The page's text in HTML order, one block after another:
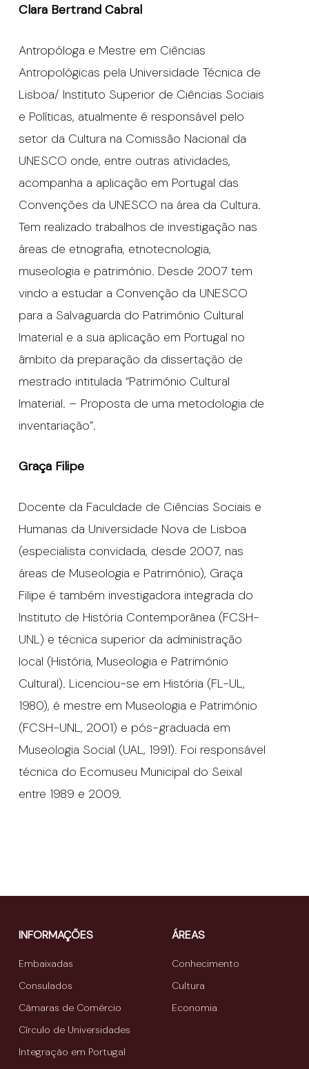
Clara Bertrand Cabral
Antropóloga e Mestre em Ciências
Antropológicas pela Universidade Técnica de
Lisboa/ Instituto Superior de Ciências Sociais
e Políticas, atualmente é responsável pelo
setor da Cultura na Comissão Nacional da
UNESCO onde, entre outras atividades,
acompanha a aplicação em Portugal das
Convenções da UNESCO na área da Cultura.
Tem realizado trabalhos de investigação nas
áreas de etnografia, etnotecnologia,
museologia e património. Desde 2007 tem
vindo a estudar a Convenção da UNESCO
para a Salvaguarda do Património Cultural
Imaterial e a sua aplicação em Portugal no
âmbito da preparação da dissertação de
mestrado intitulada “Património Cultural
Imaterial. – Proposta de uma metodologia de
inventariação”.
Graça Filipe
Docente da Faculdade de Ciências Sociais e
Humanas da Universidade Nova de Lisboa
(especialista convidada, desde 2007, nas
áreas de Museologia e Património), Graça
Filipe é também investigadora integrada do
Instituto de História Contemporânea (FCSH-
UNL) e técnica superior da administração
local (História, Museologia e Património
Cultural). Licenciou-se em História (FL-UL,
1980), é mestre em Museologia e Património
(FCSH-UNL, 2001) e pós-graduada em
Museologia Social (UAL, 1991). Foi responsável
técnica do Ecomuseu Municipal do Seixal
entre 1989 e 2009.
INFORMAÇÕES
Embaixadas
Consulados
Câmaras de Comércio
Círculo de Universidades
Integração em Portugal
ÁREAS
Conhecimento
Cultura
Economia